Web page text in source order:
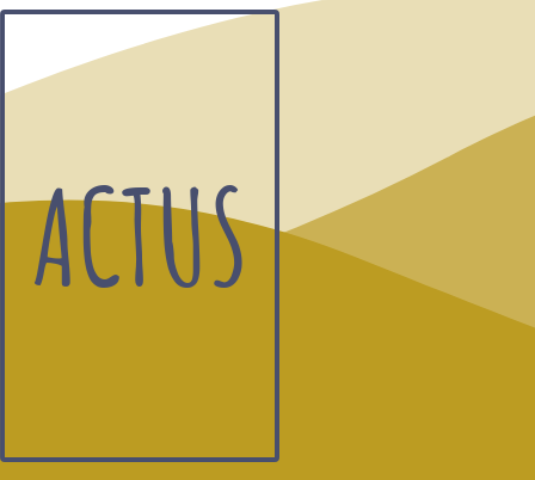
ACTUS